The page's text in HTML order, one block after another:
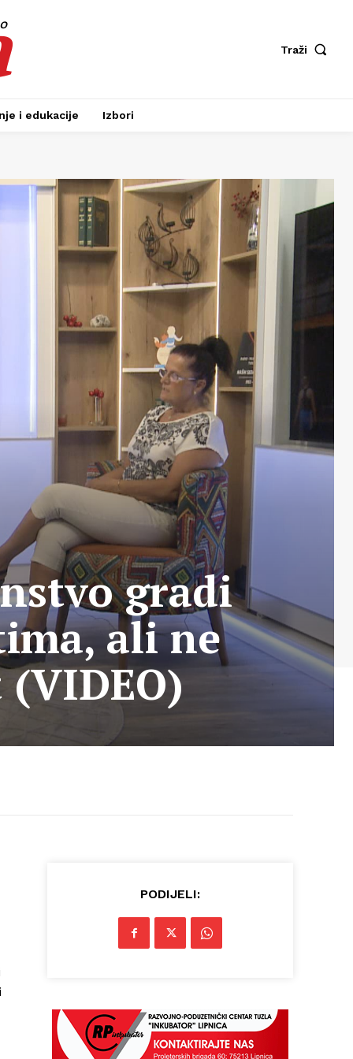
Traži
i edukacije Izbori
gradi
ali ne
PODIJELI: